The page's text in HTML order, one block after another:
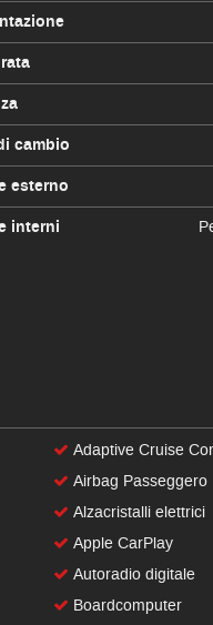
cambio
esterno
interni
Adaptive Cruise
Airbag Passeggero
Alzacristalli elettrici
Apple CarPlay
Autoradio digitale
Boardcomputer